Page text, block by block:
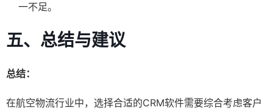
一不足。
五、总结与建议
总结：
在航空物流行业中，选择合适的CRM软件需要综合考虑客户